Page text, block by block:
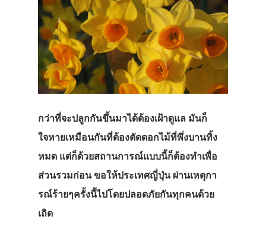
กว่าที่จะปลูกกันขึ้นมาได้ต้องเฝ้าดูแล มันก็
ใจหายเหมือนกันที่ต้องตัดดอกไม้ที่พึ่งบานทิ้ง
หมด แต่ก็ด้วยสถานการณ์แบบนี้ก็ต้องทำเพื่อ
ส่วนรวมก่อน ขอให้ประเทศญี่ปุ่น ผ่านเหตุกา
รณ์ร้ายๆครั้งนี้ไปโดยปลอดภัยกันทุกคนด้วย
เถิด